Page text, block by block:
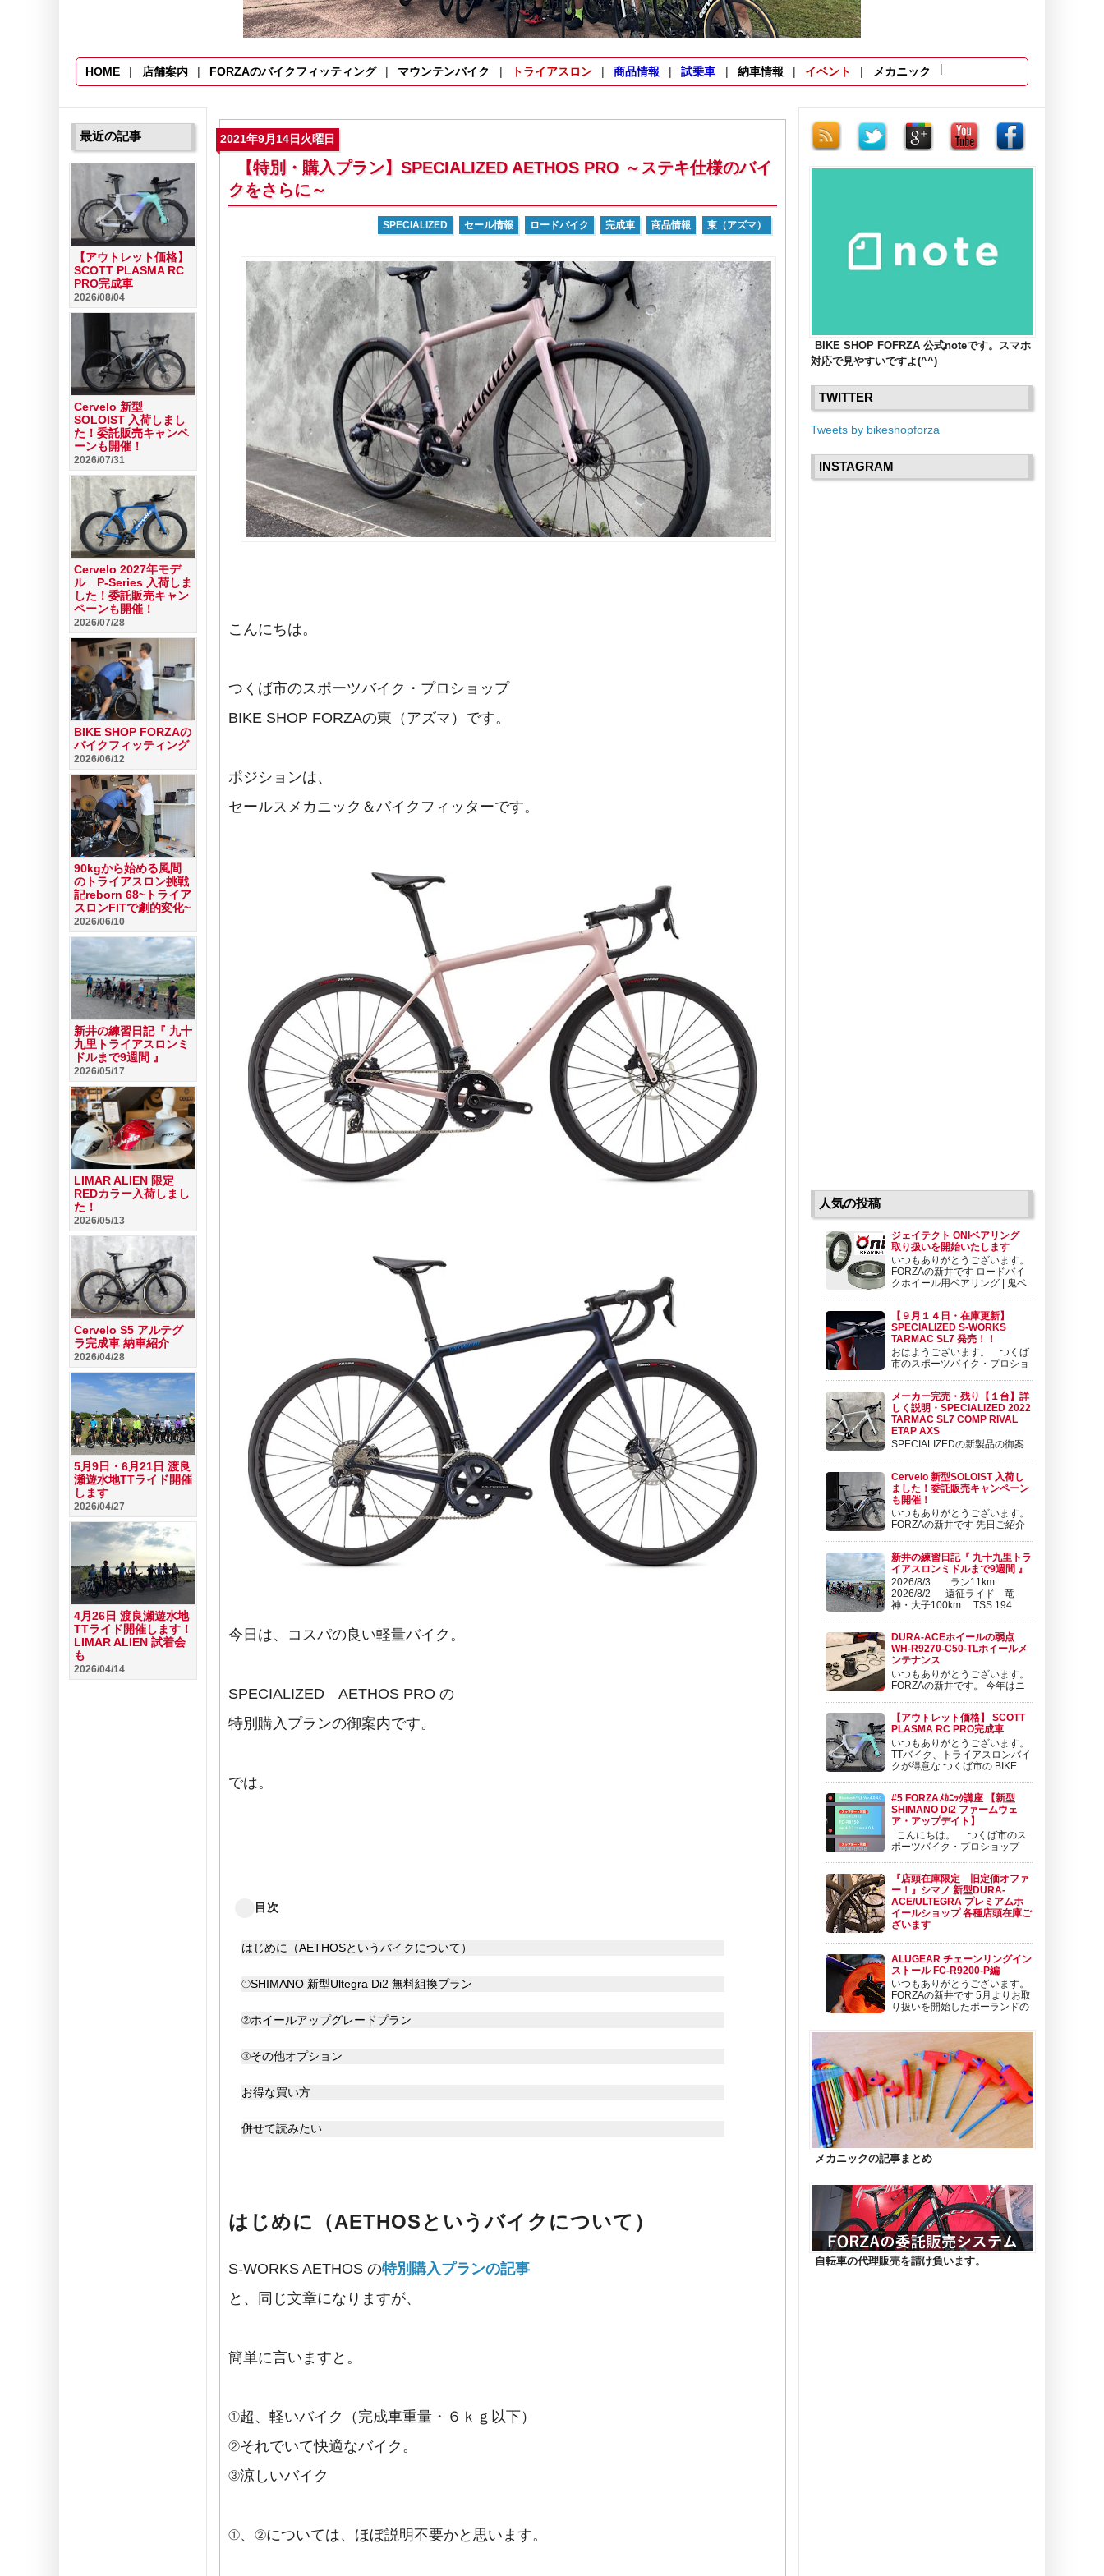
HOME 店舗案内 FORZAのバイクフィッティング マウンテンバイク トライアスロン 商品情報 試乗車 納車情報 イベント メカニック
2021年9月14日火曜日
【特別・購入プラン】SPECIALIZED AETHOS PRO ～ステキ仕様のバイ
クをさらに～
SPECIALIZED セール情報 ロードバイク 完成車 商品情報 東（アズマ）
こんにちは。
つくば市のスポーツバイク・プロショップ
BIKE SHOP FORZAの東（アズマ）です。
ポジションは、
セールスメカニック＆バイクフィッターです。
今日は、コスパの良い軽量バイク。
SPECIALIZED AETHOS PRO の
特別購入プランの御案内です。
では。
目次
はじめに（AETHOSというバイクについて）
①SHIMANO 新型Ultegra Di2 無料組換プラン
②ホイールアップグレードプラン
③その他オプション
お得な買い方
併せて読みたい
はじめに（AETHOSというバイクについて）
S-WORKS AETHOS の特別購入プランの記事
と、同じ文章になりますが、
簡単に言いますと。
①超、軽いバイク（完成車重量・６ｋｇ以下）
②それでいて快適なバイク。
③涼しいバイク
①、②については、ほぼ説明不要かと思います。
最近の記事
【アウトレット価格】
SCOTT PLASMA RC
PRO完成車
2026/08/04
Cervelo 新型
SOLOIST 入荷しまし
た！委託販売キャンペ
ーンも開催！
2026/07/31
Cervelo 2027年モデ
ル P-Series 入荷しま
した！委託販売キャン
ペーンも開催！
2026/07/28
BIKE SHOP FORZAの
バイクフィッティング
2026/06/12
90kgから始める風間
のトライアスロン挑戦
記reborn 68~トライア
スロンFITで劇的変化~
2026/06/10
新井の練習日記『 九十
九里トライアスロンミ
ドルまで9週間 』
2026/05/17
LIMAR ALIEN 限定
REDカラー入荷しまし
た！
2026/05/13
Cervelo S5 アルテグ
ラ完成車 納車紹介
2026/04/28
5月9日・6月21日 渡良
瀬遊水地TTライド開催
します
2026/04/27
4月26日 渡良瀬遊水地
TTライド開催します！
LIMAR ALIEN 試着会
も
2026/04/14
BIKE SHOP FOFRZA 公式noteです。スマホ
対応で見やすいですよ(^^)
TWITTER
Tweets by bikeshopforza
INSTAGRAM
人気の投稿
ジェイテクト ONIベアリング
取り扱いを開始いたします
いつもありがとうございます。
FORZAの新井です ロードバイ
クホイール用ベアリング | 鬼ベ
発されたロードバイクホイール用ベアリングで
す。ロードバイクホイール用ベアリングとして
koyo.jtekt.co....
【９月１４日・在庫更新】
SPECIALIZED S-WORKS
TARMAC SL7 発売！！
おはようございます。 つくば
市のスポーツバイク・プロショ
SPECIALIZED TARMAC SL7 詳細の情報を御
案内させて頂きます。 目次 １ ラインナップ
と価格 ２ ...
メーカー完売・残り【１台】詳
しく説明・SPECIALIZED 2022
TARMAC SL7 COMP RIVAL
ETAP AXS
SPECIALIZEDの新製品の御案
￥517,000 (税込) こんにちは。 FORZAの東
です。 SRAM から、 廉価版のeTAPコンポー
ネンツ RIVAL ...
Cervelo 新型SOLOIST 入荷し
ました！委託販売キャンペーン
も開催！
いつもありがとうございます。
FORZAの新井です 先日ご紹介
た。 SOLOIST | Cervélo 日本公式サイト
www.cog.inc 軽量化と空力向上を果たした新型
Soloistの5つ...
新井の練習日記『 九十九里トラ
イアスロンミドルまで9週間 』
2026/8/3 ラン11km
2026/8/2 遠征ライド 竜
神・大子100km TSS 194
リックラン4km TSS 34 2026/7/28 ローラ
ー30...
DURA-ACEホイールの弱点
WH-R9270-C50-TLホイールメ
ンテナンス
いつもありがとうございます。
FORZAの新井です。 今年はニ
おります。 練習日記も更新しておりますので
ぜひチェック頂けますと幸いです😊 新井の練
習日記『 9/10 ローラー1時間 TSS 50
ORBEA ...
【アウトレット価格】 SCOTT
PLASMA RC PRO完成車
いつもありがとうございます。
TTバイク、トライアスロンバイ
クが得意な つくば市の BIKE
ンドSCOTT（スコット） ロードバイク、マウ
ンテンバイクで先鋭的な。 尖ったバイクを世
に送り続けるブランド...
#5 FORZAﾒｶﾆｯｸ講座 【新型
SHIMANO Di2 ファームウェ
ア・アップデイト】
こんにちは。 つくば市のス
ポーツバイク・プロショップ
ク＆バイクフィッターです。 今日は、新型
SHIMANO Di2 DuraAce Di2 ＆ Ultegra Di2 の
ファームウェア...
『店頭在庫限定 旧定価オファ
ー！』シマノ 新型DURA-
ACE/ULTEGRA プレミアムホ
イールショップ 各種店頭在庫ご
ざいます
りました。 そして、同じタイミングで発表さ
れた新型カーボンホイールも順次入荷開始とな
っております。 新型ホイールについては こち
らから！ この新型ホイールのタイミング
で、プレミアムホイール...
ALUGEAR チェーンリングイン
ストール FC-R9200-P編
いつもありがとうございます。
FORZAの新井です 5月よりお取
り扱いを開始したポーランドの
ALUGEAR たくさんのご注文を頂きましてあ
りがとうございます！ カッコイイですよねぇ
😊クランクはコンポーネントの顔。自転車の
印象もガラッと変えることができます。 ...
メカニックの記事まとめ
自転車の代理販売を請け負います。